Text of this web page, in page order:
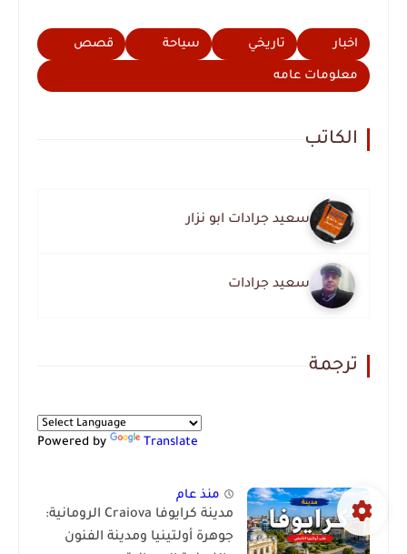
اخبار تاريخي سياحة قصص
معلومات عامه
الكاتب
سعيد جرادات ابو نزار
سعيد جرادات
ترجمة
Powered by Translate
منذ عام
مدينة كرايوفا Craiova الرومانية:
جوهرة أولتينيا ومدينة الفنون